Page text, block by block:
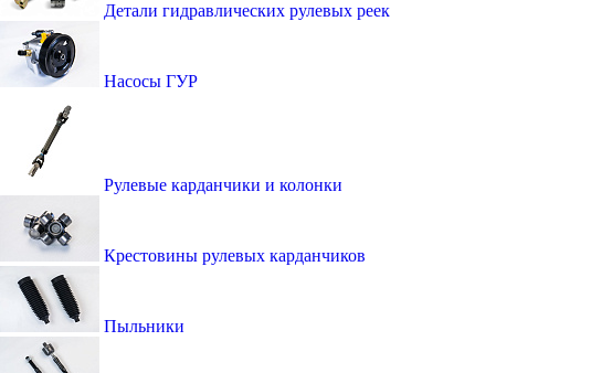
Детали гидравлических рулевых реек
Насосы ГУР
Рулевые карданчики и колонки
Крестовины рулевых карданчиков
Пыльники